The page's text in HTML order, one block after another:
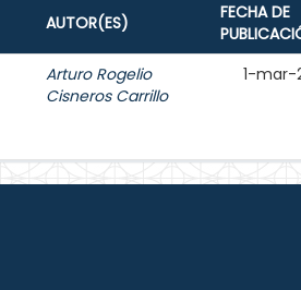
AUTOR(ES)
FECHA DE
Arturo Rogelio
Cisneros Carrillo
1-mar-